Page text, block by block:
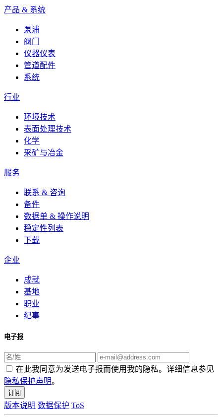
产品 & 系统
泵浦
阀门
仪器仪表
管道配件
系统
行业
环境技术
表面处理技术
化学
采矿与冶金
服务
联系 & 咨询
备件
数据单 & 操作说明
稳定性列表
下载
企业
成就
基地
职业
纪事
电子报
在此我同意为发送电子报而使用我的隐私。详细信息参见
隐私保护声明。
订阅
版本说明 数据保护 ToS